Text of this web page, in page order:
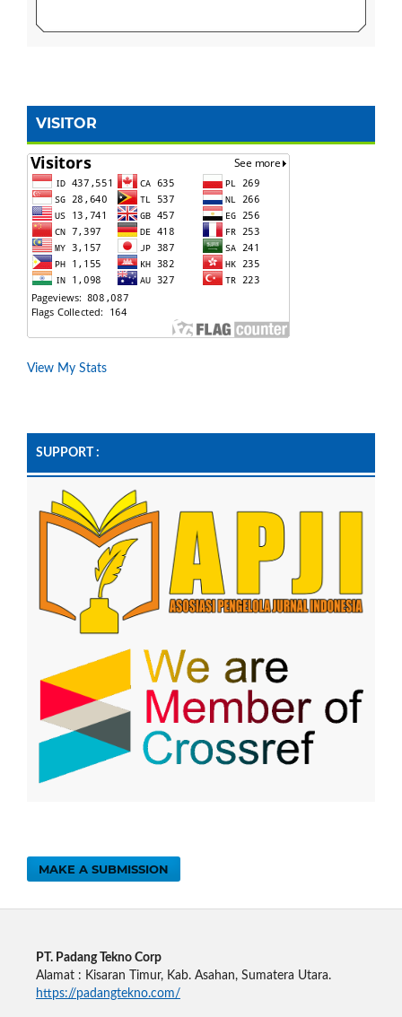
VISITOR
View My Stats
SUPPORT :
MAKE A SUBMISSION
PT. Padang Tekno Corp
Alamat : Kisaran Timur, Kab. Asahan, Sumatera Utara.
https://padangtekno.com/